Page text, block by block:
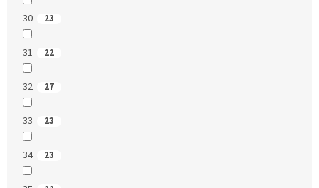
30 23
31 22
32 27
33 23
34 23